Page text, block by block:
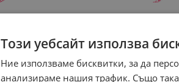
Този уебсайт използва
Ние използваме бисквитки, за да
анализираме нашия трафик. Също